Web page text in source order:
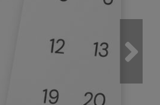
DELLA PROTEZIONE DEI
protezione dei dati (DPO) non è stata
non effettua trattamenti di dati di
definizione di art. 37 Regolamento Europeo